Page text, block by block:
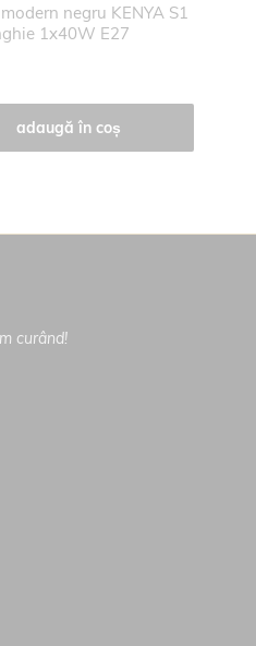
negru KENYA S1
1x40W E27
adaugă în coș
curând!